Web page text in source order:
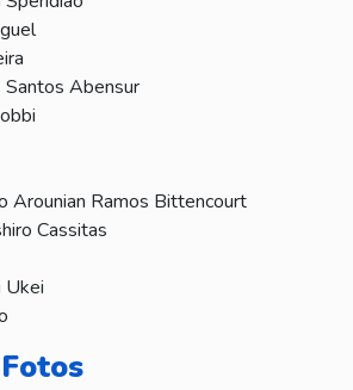
Santos Abensur
Arounian Ramos Bittencourt
Cassitas
Ukei
Fotos